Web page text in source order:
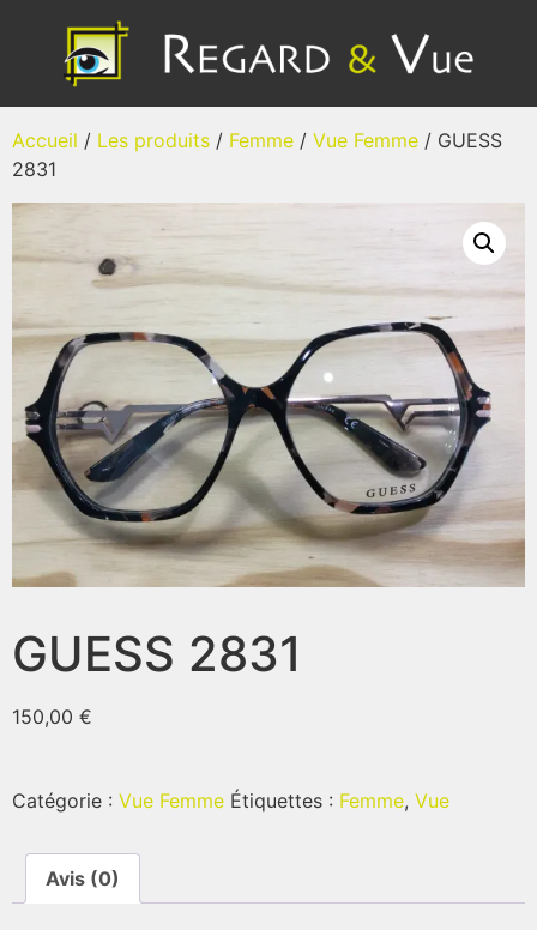
Accueil / Les produits / Femme / Vue Femme / GUESS
2831
GUESS 2831
150,00 €
Catégorie : Vue Femme Étiquettes : Femme, Vue
Avis (0)